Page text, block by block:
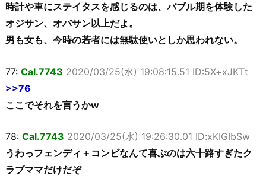
時計や車にステイタスを感じるのは、バブル期を体験した
オジサン、オバサン以上だよ。
男も女も、今時の若者には無駄使いとしか思われない。
77: Cal.7743 2020/03/25(水) 19:08:15.51 ID:5X+xJKTt
>>76
ここでそれを言うかw
78: Cal.7743 2020/03/25(水) 19:26:30.01 ID:xKIGIbSw
うわっフェンディ＋コンビなんて喜ぶのは六十路すぎたク
ラブママだけだぞ